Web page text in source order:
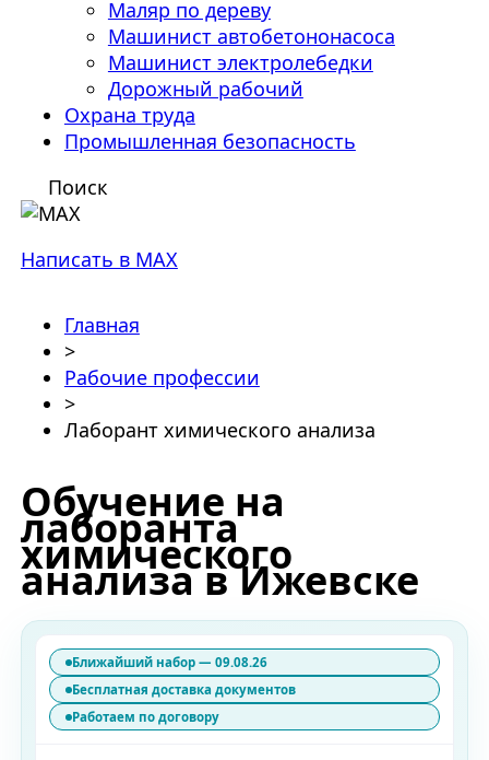
Маляр по дереву
Машинист автобетононасоса
Машинист электролебедки
Дорожный рабочий
Охрана труда
Промышленная безопасность
Поиск
Написать в MAX
Главная
>
Рабочие профессии
>
Лаборант химического анализа
Обучение на
лаборанта
химического
анализа в Ижевске
Ближайший набор — 09.08.26
Бесплатная доставка документов
Работаем по договору